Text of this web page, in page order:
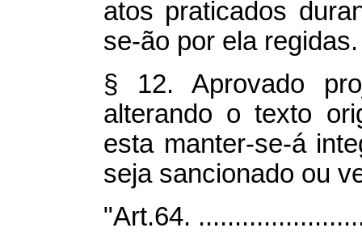
atos praticados
se-ão por ela regidas.
§ 12. Aprovado
alterando o texto
esta manter-se-á
seja sancionado ou
"Art.64.